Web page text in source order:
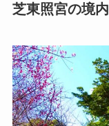
芝東照宮の境内